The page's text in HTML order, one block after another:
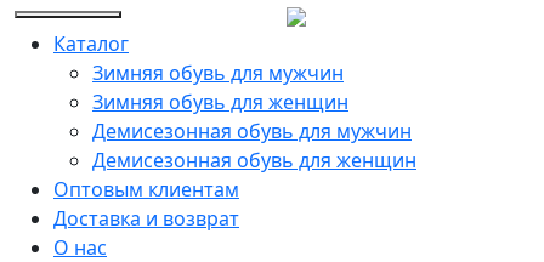
Каталог
Зимняя обувь для мужчин
Зимняя обувь для женщин
Демисезонная обувь для мужчин
Демисезонная обувь для женщин
Оптовым клиентам
Доставка и возврат
О нас